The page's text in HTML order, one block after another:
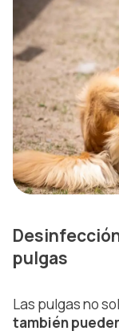
pulgas
Las pulgas no
también